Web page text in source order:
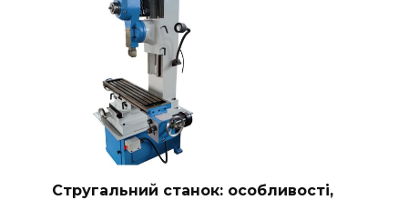
Стругальний станок: особливості,